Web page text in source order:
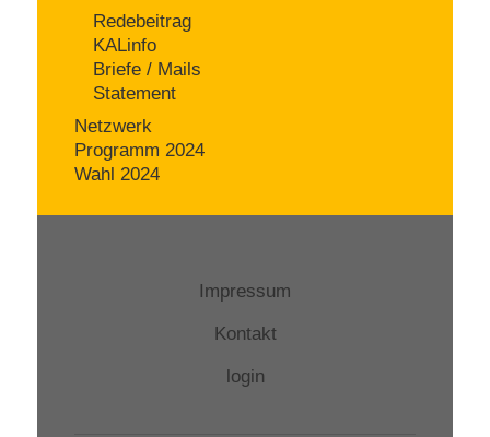
Redebeitrag
KALinfo
Briefe / Mails
Statement
Netzwerk
Programm 2024
Wahl 2024
Impressum
Kontakt
login